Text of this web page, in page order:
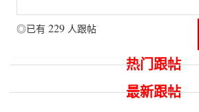
◎已有 229 人跟帖
热门跟帖
最新跟帖